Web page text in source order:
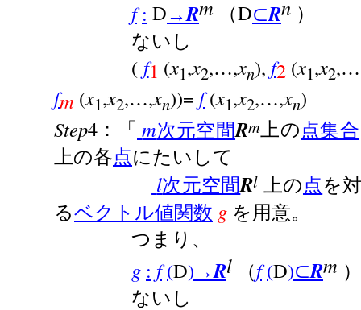
f : D→Rm （D⊂Rn ）
ないし
( f1 (x1,x2,…,xn), f2 (x1,x2,…
fm (x1,x2,…,xn))= f(x1,x2,…,xn)
Step4 ：「 m次元空間Rm上の点集合
上の各点にたいして
l次元空間Rl 上の点を
るベクトル値関数 g を用意。
つまり、
g : f (D)→Rl （f (D)⊂Rm
ないし